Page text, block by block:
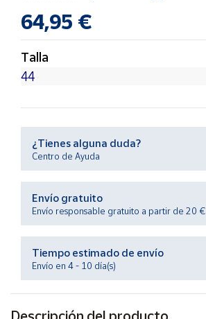
Productos
Solidarios
Ayuda
Centro
Contacto
Mapa de
vendedores
Hazte
vendedor
Área
vendedor
64,95 €
Talla
¿Tienes alguna duda?
Centro de Ayuda
Envío gratuito
Envío responsable gratuito a partir de 20 €
Tiempo estimado de envío
Envío en 4 - 10 día(s)